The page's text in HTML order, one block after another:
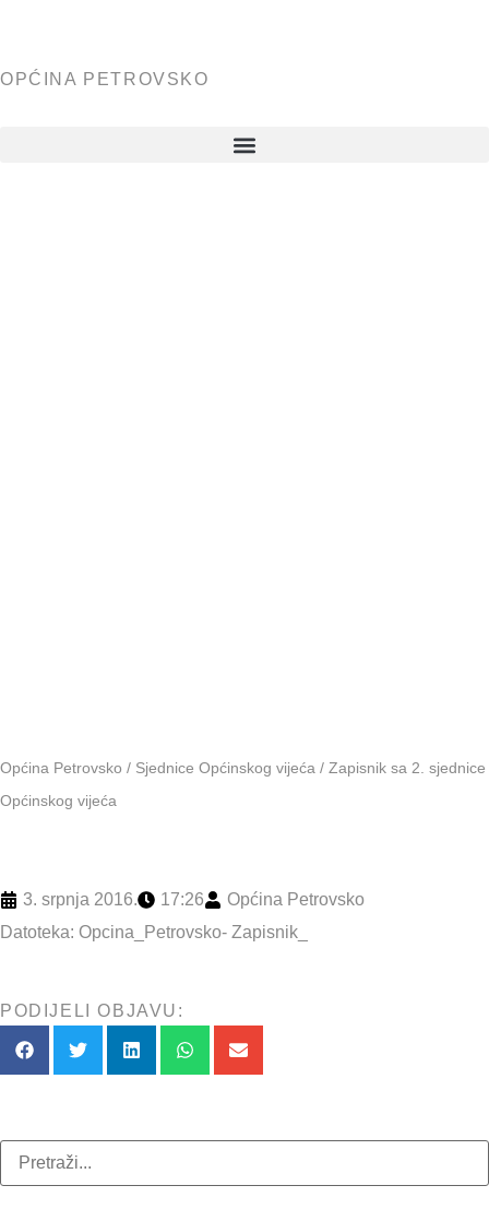
OPĆINA PETROVSKO
Općina Petrovsko / Sjednice Općinskog vijeća / Zapisnik sa 2. sjednice
Općinskog vijeća
3. srpnja 2016. 17:26
Općina Petrovsko
Datoteka: Opcina_Petrovsko- Zapisnik_
PODIJELI OBJAVU: